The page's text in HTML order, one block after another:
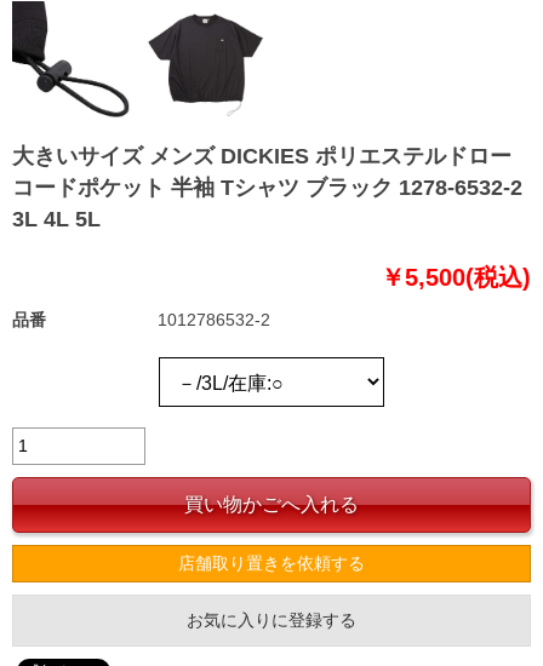
大きいサイズ メンズ DICKIES ポリエステルドロー
コードポケット 半袖 Tシャツ ブラック 1278-6532-2
3L 4L 5L
￥5,500(税込)
品番 1012786532-2
店舗取り置きを依頼する
お気に入りに登録する